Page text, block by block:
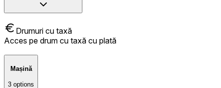
Drumuri cu taxă
Acces pe drum cu taxă cu plată
Mașină
3 options